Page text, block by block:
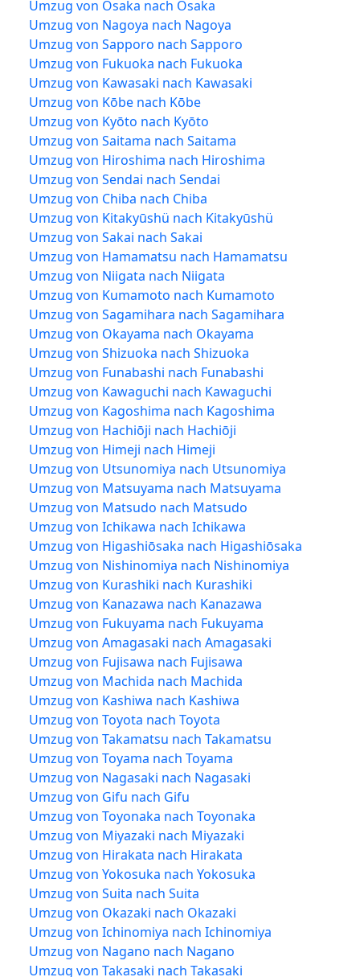
Umzug von Osaka nach Osaka
Umzug von Nagoya nach Nagoya
Umzug von Sapporo nach Sapporo
Umzug von Fukuoka nach Fukuoka
Umzug von Kawasaki nach Kawasaki
Umzug von Kōbe nach Kōbe
Umzug von Kyōto nach Kyōto
Umzug von Saitama nach Saitama
Umzug von Hiroshima nach Hiroshima
Umzug von Sendai nach Sendai
Umzug von Chiba nach Chiba
Umzug von Kitakyūshü nach Kitakyūshü
Umzug von Sakai nach Sakai
Umzug von Hamamatsu nach Hamamatsu
Umzug von Niigata nach Niigata
Umzug von Kumamoto nach Kumamoto
Umzug von Sagamihara nach Sagamihara
Umzug von Okayama nach Okayama
Umzug von Shizuoka nach Shizuoka
Umzug von Funabashi nach Funabashi
Umzug von Kawaguchi nach Kawaguchi
Umzug von Kagoshima nach Kagoshima
Umzug von Hachiōji nach Hachiōji
Umzug von Himeji nach Himeji
Umzug von Utsunomiya nach Utsunomiya
Umzug von Matsuyama nach Matsuyama
Umzug von Matsudo nach Matsudo
Umzug von Ichikawa nach Ichikawa
Umzug von Higashiōsaka nach Higashiōsaka
Umzug von Nishinomiya nach Nishinomiya
Umzug von Kurashiki nach Kurashiki
Umzug von Kanazawa nach Kanazawa
Umzug von Fukuyama nach Fukuyama
Umzug von Amagasaki nach Amagasaki
Umzug von Fujisawa nach Fujisawa
Umzug von Machida nach Machida
Umzug von Kashiwa nach Kashiwa
Umzug von Toyota nach Toyota
Umzug von Takamatsu nach Takamatsu
Umzug von Toyama nach Toyama
Umzug von Nagasaki nach Nagasaki
Umzug von Gifu nach Gifu
Umzug von Toyonaka nach Toyonaka
Umzug von Miyazaki nach Miyazaki
Umzug von Hirakata nach Hirakata
Umzug von Yokosuka nach Yokosuka
Umzug von Suita nach Suita
Umzug von Okazaki nach Okazaki
Umzug von Ichinomiya nach Ichinomiya
Umzug von Nagano nach Nagano
Umzug von Takasaki nach Takasaki